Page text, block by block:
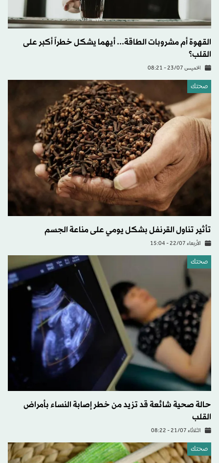
القهوة أم مشروبات الطاقة... أيهما يشكل خطراً أكبر على
القلب؟
الخميس 23/07 - 08:21
صحتك
تأثير تناول القرنفل بشكل يومي على مناعة الجسم
الأربعاء 22/07 - 15:04
صحتك
حالة صحية شائعة قد تزيد من خطر إصابة النساء بأمراض
القلب
الثلاثاء 21/07 - 08:22
صحتك